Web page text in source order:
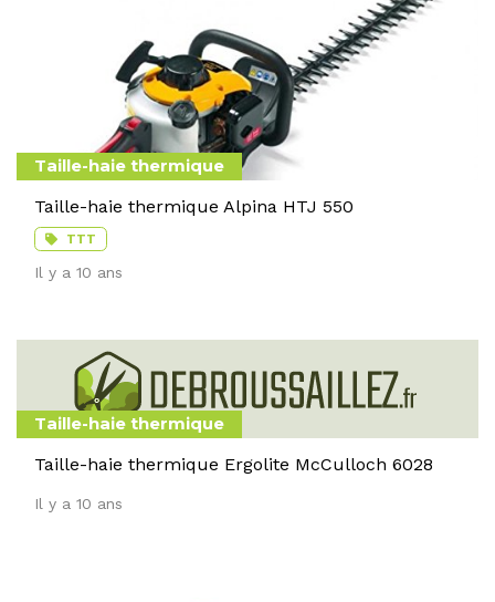
Taille-haie thermique
Taille-haie thermique Alpina HTJ 550
TTT
Il y a 10 ans
Taille-haie thermique
Taille-haie thermique Ergolite McCulloch 6028
Il y a 10 ans